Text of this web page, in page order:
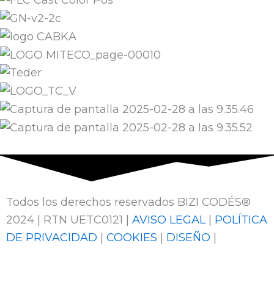
Todos los derechos reservados BIZI CODÉS®
2024 | RTN UETC0121 | AVISO LEGAL| POLÍTICA
DE PRIVACIDAD | COOKIES | DISEÑO |